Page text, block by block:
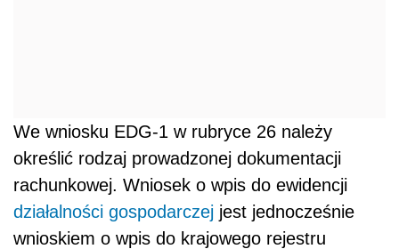
We wniosku EDG-1 w rubryce 26 należy
określić rodzaj prowadzonej dokumentacji
rachunkowej. Wniosek o wpis do ewidencji
działalności gospodarczej jest jednocześnie
wnioskiem o wpis do krajowego rejestru